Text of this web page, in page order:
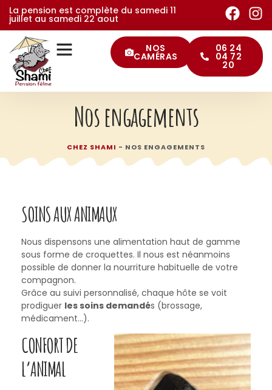
La pension est complète du samedi 11
juillet au samedi 22 aout
NOS
CAMÉRAS
06 24
04 72
20
Nos engagements
CHEZ SHAMI - NOS ENGAGEMENTS
SOINS AUX ANIMAUX
Nous dispensons une alimentation haut de gamme
sous forme de croquettes. Il nous est néanmoins
possible de donner la nourriture habituelle de votre
compagnon.
Grâce au suivi personnalisé, chaque hôte se voit
prodiguer les soins demandés (brossage,
médicament…).
CONFORT DE
L’ANIMAL